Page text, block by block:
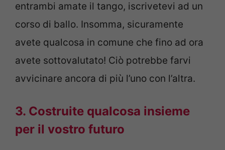
entrambi amate il tango, iscrivetevi ad un
corso di ballo. Insomma, sicuramente
avete qualcosa in comune che fino ad ora
avete sottovalutato! Ciò potrebbe farvi
avvicinare ancora di più l’uno con l’altra.
3. Costruite qualcosa insieme
per il vostro futuro